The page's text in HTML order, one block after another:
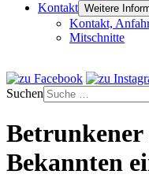
Kontakt Weitere
Kontakt,
Mitschnitte
Suchen
Betrunkener
Bekannten